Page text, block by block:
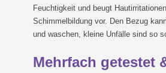
Feuchtigkeit und beugt
Schimmelbildung vor. Den Bezug
und waschen, kleine Unfälle sind so
Mehrfach getestet